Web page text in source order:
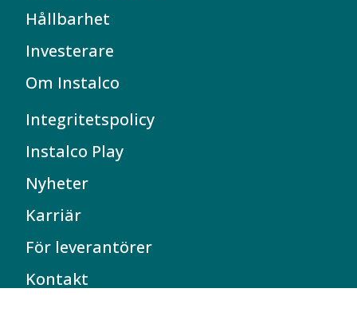
Hållbarhet
Investerare
Om Instalco
Integritetspolicy
Instalco Play
Nyheter
Karriär
För leverantörer
Kontakt